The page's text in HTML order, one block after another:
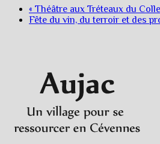
« Théâtre aux Tréteaux du
Fête du vin, du terroir et des